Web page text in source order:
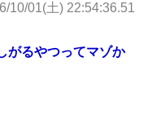
10/01(土) 22:54:36.51
がるやつってマゾか